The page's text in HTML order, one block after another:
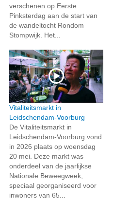
verschenen op Eerste
Pinksterdag aan de start van
de wandeltocht Rondom
Stompwijk. Het...
Vitaliteitsmarkt in
Leidschendam-Voorburg
De Vitaliteitsmarkt in
Leidschendam-Voorburg vond
in 2026 plaats op woensdag
20 mei. Deze markt was
onderdeel van de jaarlijkse
Nationale Beweegweek,
speciaal georganiseerd voor
inwoners van 65...